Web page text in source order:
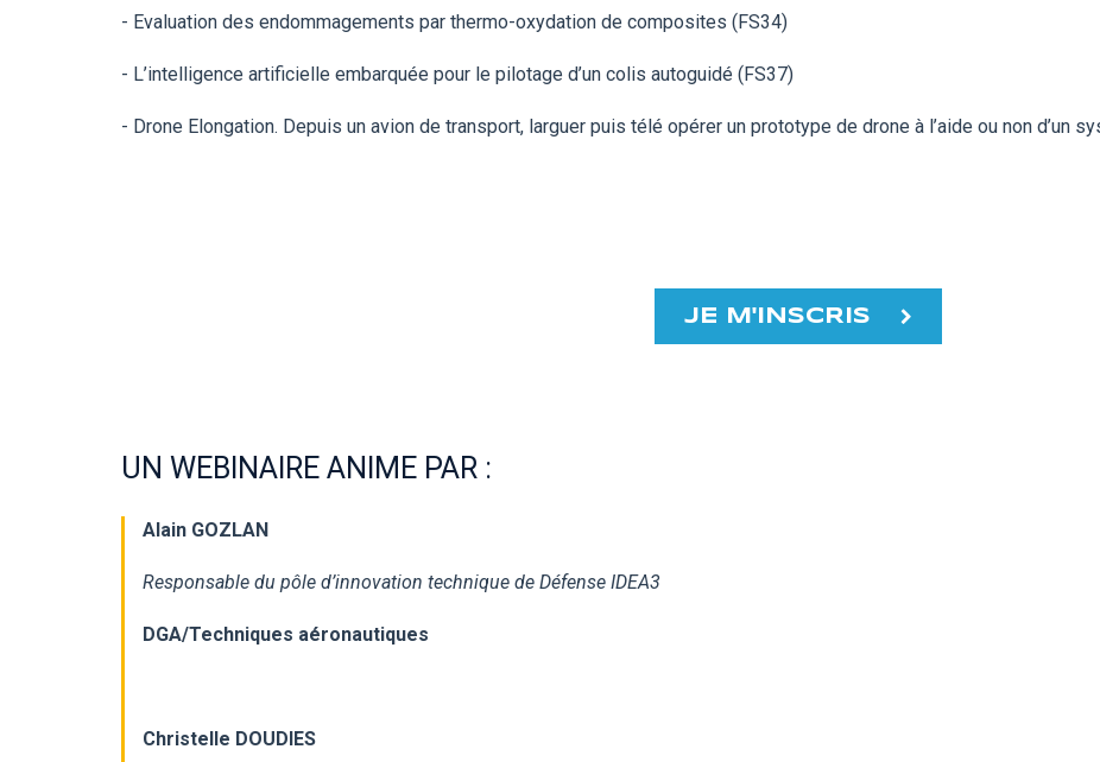
- Evaluation des endommagements par thermo-oxydation de composites (FS34)
- L’intelligence artificielle embarquée pour le pilotage d’un colis autoguidé (FS37)
- Drone Elongation. Depuis un avion de transport, larguer puis télé opérer un prototype de drone à l’aide ou non d’un
JE M'INSCRIS
UN WEBINAIRE ANIME PAR :
Alain GOZLAN
Responsable du pôle d’innovation technique de Défense IDEA3
DGA/Techniques aéronautiques
Christelle DOUDIES